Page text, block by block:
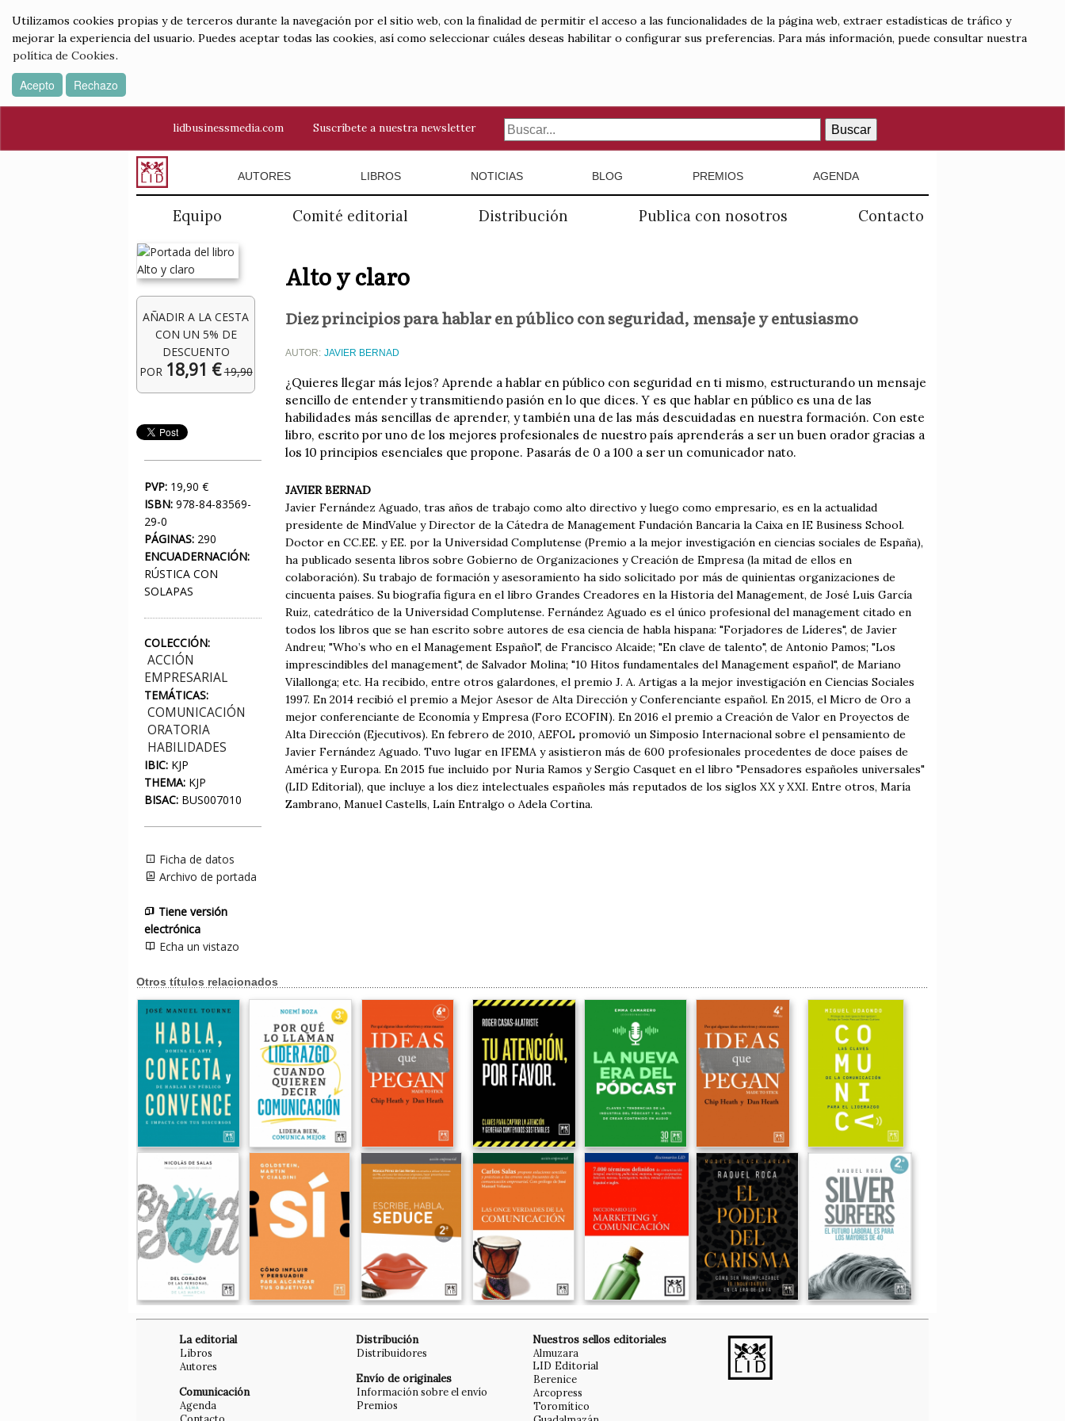
Utilizamos cookies propias y de terceros durante la navegación por el sitio web, con la finalidad de permitir el acceso a las funcionalidades de la página web, extraer estadísticas de tráfico y
mejorar la experiencia del usuario. Puedes aceptar todas las cookies, así como seleccionar cuáles deseas habilitar o configurar sus preferencias. Para más información, puede consultar nuestra
política de Cookies.
Acepto Rechazo
lidbusinessmedia.com Suscríbete a nuestra newsletter Buscar
AUTORES LIBROS NOTICIAS BLOG PREMIOS AGENDA
Equipo Comité editorial Distribución Publica con nosotros Contacto
AÑADIR A LA CESTA
CON UN 5% DE
DESCUENTO
POR 18,91 € 19,90
PVP: 19,90 €
ISBN: 978-84-83569-
29-0
PÁGINAS: 290
ENCUADERNACIÓN:
RÚSTICA CON
SOLAPAS
COLECCIÓN:
ACCIÓN
EMPRESARIAL
TEMÁTICAS:
COMUNICACIÓN
ORATORIA
HABILIDADES
IBIC: KJP
THEMA: KJP
BISAC: BUS007010
Ficha de datos
Archivo de portada
Tiene versión
electrónica
Echa un vistazo
Alto y claro
Diez principios para hablar en público con seguridad, mensaje y entusiasmo
AUTOR: JAVIER BERNAD
¿Quieres llegar más lejos? Aprende a hablar en público con seguridad en ti mismo, estructurando un mensaje
sencillo de entender y transmitiendo pasión en lo que dices. Y es que hablar en público es una de las
habilidades más sencillas de aprender, y también una de las más descuidadas en nuestra formación. Con este
libro, escrito por uno de los mejores profesionales de nuestro país aprenderás a ser un buen orador gracias a
los 10 principios esenciales que propone. Pasarás de 0 a 100 a ser un comunicador nato.
JAVIER BERNAD
Javier Fernández Aguado, tras años de trabajo como alto directivo y luego como empresario, es en la actualidad
presidente de MindValue y Director de la Cátedra de Management Fundación Bancaria la Caixa en IE Business School.
Doctor en CC.EE. y EE. por la Universidad Complutense (Premio a la mejor investigación en ciencias sociales de España),
ha publicado sesenta libros sobre Gobierno de Organizaciones y Creación de Empresa (la mitad de ellos en
colaboración). Su trabajo de formación y asesoramiento ha sido solicitado por más de quinientas organizaciones de
cincuenta países. Su biografía figura en el libro Grandes Creadores en la Historia del Management, de José Luis García
Ruiz, catedrático de la Universidad Complutense. Fernández Aguado es el único profesional del management citado en
todos los libros que se han escrito sobre autores de esa ciencia de habla hispana: "Forjadores de Líderes", de Javier
Andreu; "Who’s who en el Management Español", de Francisco Alcaide; "En clave de talento", de Antonio Pamos; "Los
imprescindibles del management", de Salvador Molina; "10 Hitos fundamentales del Management español", de Mariano
Vilallonga; etc. Ha recibido, entre otros galardones, el premio J. A. Artigas a la mejor investigación en Ciencias Sociales
1997. En 2014 recibió el premio a Mejor Asesor de Alta Dirección y Conferenciante español. En 2015, el Micro de Oro a
mejor conferenciante de Economía y Empresa (Foro ECOFIN). En 2016 el premio a Creación de Valor en Proyectos de
Alta Dirección (Ejecutivos). En febrero de 2010, AEFOL promovió un Simposio Internacional sobre el pensamiento de
Javier Fernández Aguado. Tuvo lugar en IFEMA y asistieron más de 600 profesionales procedentes de doce países de
América y Europa. En 2015 fue incluido por Nuria Ramos y Sergio Casquet en el libro "Pensadores españoles universales"
(LID Editorial), que incluye a los diez intelectuales españoles más reputados de los siglos XX y XXI. Entre otros, María
Zambrano, Manuel Castells, Laín Entralgo o Adela Cortina.
Otros títulos relacionados
La editorial
Libros
Autores
Comunicación
Agenda
Distribución
Distribuidores
Envío de originales
Información sobre el envío
Premios
Nuestros sellos editoriales
Almuzara
LID Editorial
Berenice
Arcopress
Toromítico